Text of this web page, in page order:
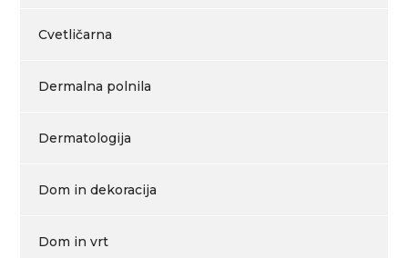
Cvetličarna
Dermalna polnila
Dermatologija
Dom in dekoracija
Dom in vrt